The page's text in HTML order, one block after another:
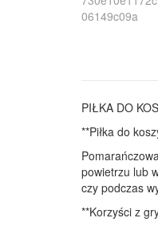
PIŁKA DO
**Piłka do
powietrzu lub
czy podczas
**Korzyści z